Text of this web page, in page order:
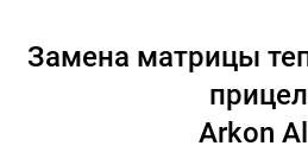
Замена матрицы
Arkon